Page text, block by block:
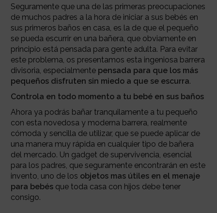
Seguramente que una de las primeras preocupaciones
de muchos padres a la hora de iniciar a sus bebés en
sus primeros baños en casa, es la de que el pequeño
se pueda escurrir en una bañera, que obviamente en
principio está pensada para gente adulta. Para evitar
este problema, os presentamos esta ingeniosa barrera
divisoria, especialmente pensada para que los más
pequeños disfruten sin miedo a que se escurra.
Controla en todo momento a tu bebé en sus baños
Ahora ya podrás bañar tranquilamente a tu pequeño
con esta novedosa y moderna barrera, realmente
cómoda y sencilla de utilizar, que se puede aplicar de
una manera muy rápida en cualquier tipo de bañera
del mercado. Un gadget de supervivencia, esencial
para los padres, que seguramente encontrarán en este
invento, uno de los objetos mas útiles en el menaje
para bebésque toda casa con hijos debe tener
consigo.